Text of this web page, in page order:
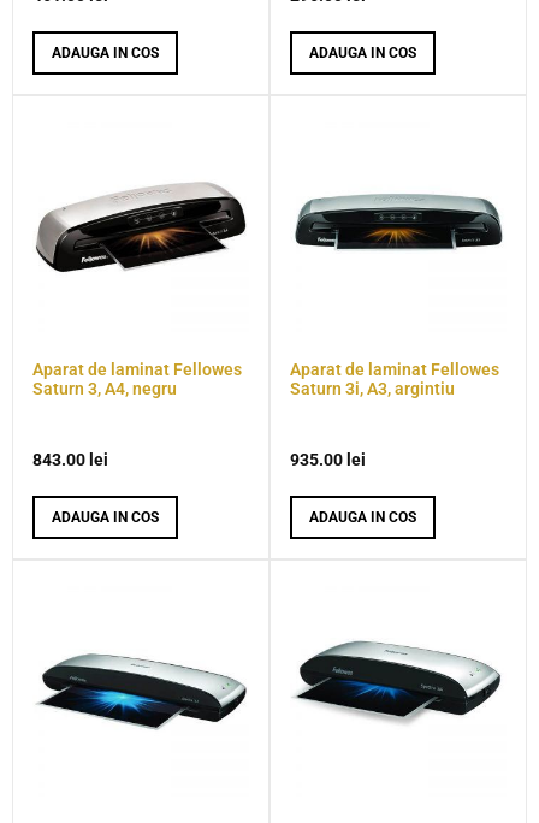
ADAUGA IN COS ADAUGA IN COS
Aparat de laminat Fellowes
Saturn 3, A4, negru
843.00 lei
ADAUGA IN COS
Aparat de laminat Fellowes
Saturn 3i, A3, argintiu
935.00 lei
ADAUGA IN COS